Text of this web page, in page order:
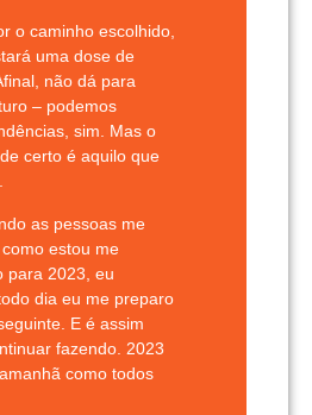
o caminho escolhido,
uma dose de
não dá para
– podemos
sim. Mas o
certo é aquilo que
as pessoas me
estou me
para 2023, eu
dia eu me preparo
E é assim
fazendo. 2023
como todos